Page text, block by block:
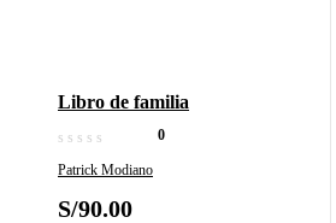
Libro de familia
0
Patrick Modiano
S/90.00